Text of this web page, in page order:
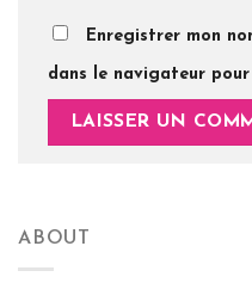
Enregistrer mon
dans le navigateur
ABOUT